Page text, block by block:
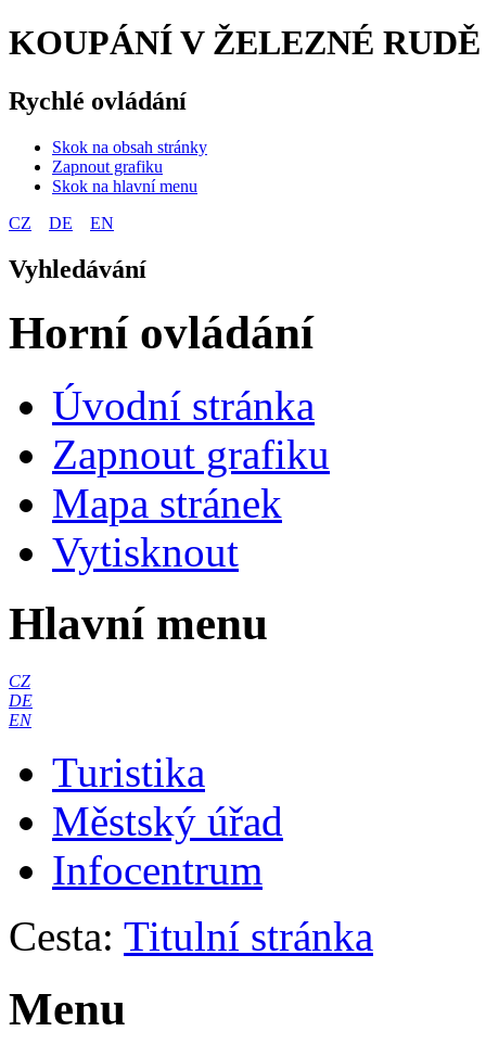
KOUPÁNÍ V ŽELEZNÉ
Rychlé ovládání
Skok na obsah stránky
Zapnout grafiku
Skok na hlavní menu
CZ
DE EN
Vyhledávání
Horní ovládání
Úvodní stránka
Zapnout grafiku
Mapa stránek
Vytisknout
Hlavní menu
CZ
DE
EN
Turistika
Městský úřad
Infocentrum
Cesta: Titulní stránka
Menu